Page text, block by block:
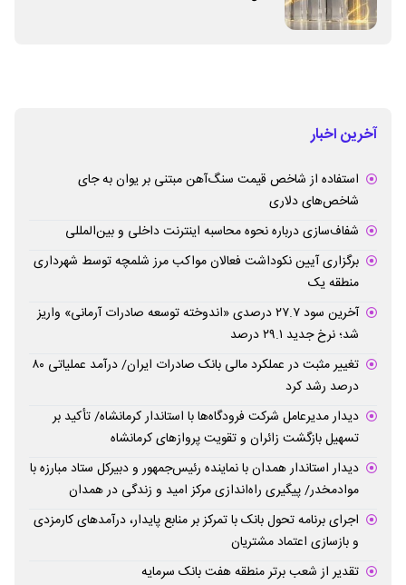
آخرین اخبار
استفاده از شاخص قیمت سنگ‌آهن مبتنی بر یوان به جای
شاخص‌های دلاری
شفاف‌سازی درباره نحوه محاسبه اینترنت داخلی و بین‌المللی
برگزاری آیین نکوداشت فعالان مواکب مرز شلمچه توسط شهرداری
منطقه یک
آخرین سود ۲۷.۷ درصدی «اندوخته توسعه صادرات آرمانی» واریز
شد؛ نرخ جدید ۲۹.۱ درصد
تغییر مثبت در عملکرد مالی بانک صادرات ایران/ درآمد عملیاتی ۸۰
درصد رشد کرد
دیدار مدیرعامل شرکت فرودگاه‌ها با استاندار کرمانشاه/ تأکید بر
تسهیل بازگشت زائران و تقویت پروازهای کرمانشاه
دیدار استاندار همدان با نماینده رئیس‌جمهور و دبیرکل ستاد مبارزه با
موادمخدر/ پیگیری راه‌اندازی مرکز امید و زندگی در همدان
اجرای برنامه تحول بانک با تمرکز بر منابع پایدار، درآمدهای کارمزدی
و بازسازی اعتماد مشتریان
تقدیر از شعب برتر منطقه هفت بانک سرمایه